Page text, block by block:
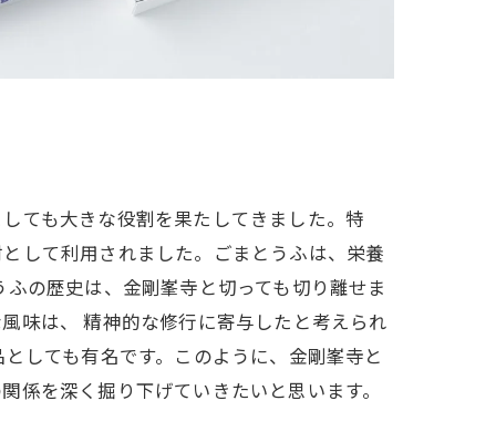
ても大きな役割を果たしてきました。特
して利用されました。ごまとうふは、栄養
の歴史は、金剛峯寺と切っても切り離せま
味は、 精神的な修行に寄与したと考えられ
しても有名です。このように、金剛峯寺と
を深く掘り下げていきたいと思います。